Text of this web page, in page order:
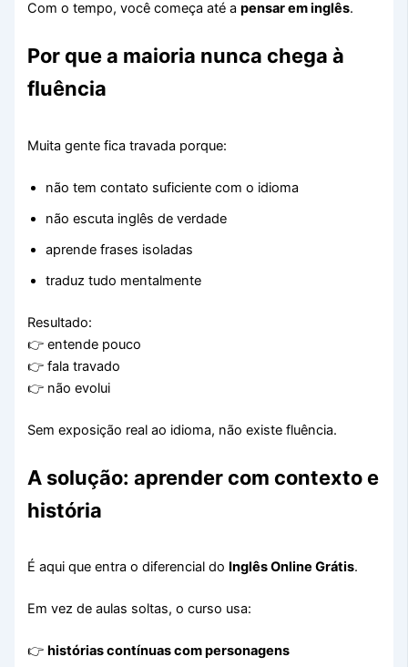
Com o tempo, você começa até apensar em inglês.
Por que a maioria nunca chega à
fluência
Muita gente fica travada porque:
não tem contato suficiente com o idioma
não escuta inglês de verdade
aprende frases isoladas
traduz tudo mentalmente
Resultado:
👉 entende pouco
👉 fala travado
👉 não evolui
Sem exposição real ao idioma, não existe fluência.
A solução: aprender com contexto e
história
É aqui que entra o diferencial do Inglês Online Grátis.
Em vez de aulas soltas, o curso usa:
👉histórias contínuas com personagens